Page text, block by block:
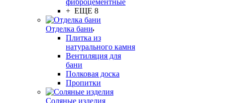
фиброцементные
+ ЕЩЕ 8
Отделка бани
Плитка из
натурального камня
Вентиляция для
бани
Полковая доска
Пропитки
Соляные изделия